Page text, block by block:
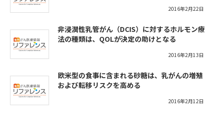
2016年2月22日
非浸潤性乳管がん（DCIS）に対するホルモン療
法の種類は、QOLが決定の助けとなる
2016年2月13日
欧米型の食事に含まれる砂糖は、乳がんの増殖
および転移リスクを高める
2016年2月12日